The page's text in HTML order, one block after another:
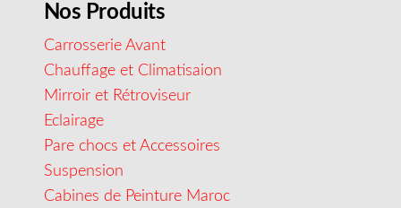
Nos Produits
Carrosserie Avant
Chauffage et Climatisaion
Mirroir et Rétroviseur
Eclairage
Pare chocs et Accessoires
Suspension
Cabines de Peinture Maroc